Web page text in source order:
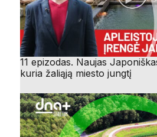
11 epizodas. Naujas
kuria žaliąją miesto jungtį